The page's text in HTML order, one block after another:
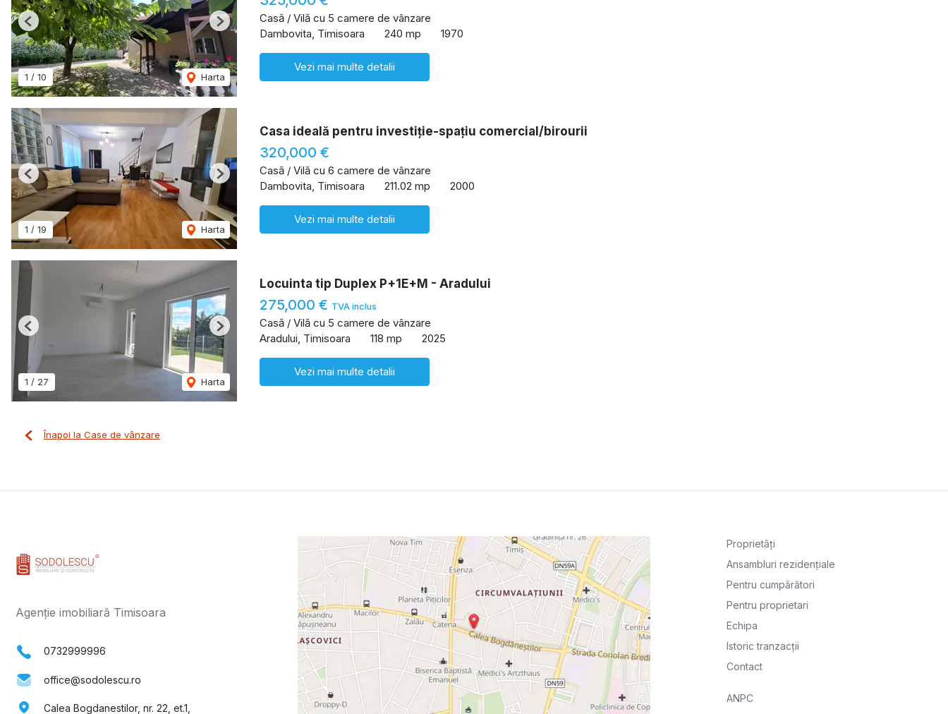
1 / 10 Harta
Previous Next
Casă / Vilă cu 5 camere de vânzare
Dambovita, Timisoara
240 mp 1970
Vezi mai multe detalii
1 / 19 Harta
Previous Next
Casa ideală pentru investiție-spațiu comercial/birourii
320,000 €
Casă / Vilă cu 6 camere de vânzare
Dambovita, Timisoara
211.02 mp 2000
Vezi mai multe detalii
1 / 27 Harta
Previous Next
Locuinta tip Duplex P+1E+M - Aradului
275,000 € TVA inclus
Casă / Vilă cu 5 camere de vânzare
Aradului, Timisoara
118 mp 2025
Vezi mai multe detalii
Înapoi la Case de vânzare
Agenție imobiliară Timisoara
0732999996
office@sodolescu.ro
Calea Bogdanestilor, nr. 22, et.1,
Proprietăți
Ansambluri rezidențiale
Pentru cumpărători
Pentru proprietari
Echipa
Istoric tranzacții
Contact
ANPC